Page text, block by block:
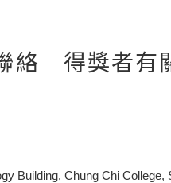
絡 得獎者有
Building, Chung Chi